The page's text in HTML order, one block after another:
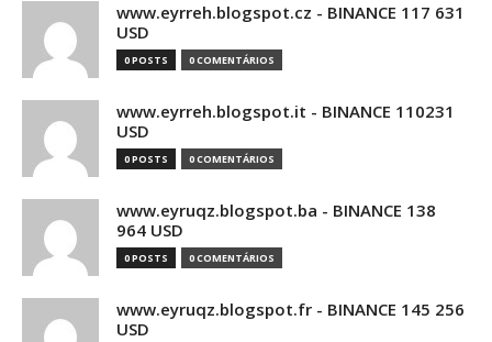
www.eyrreh.blogspot.cz - BINANCE 117 631
USD
0 POSTS 0 COMENTÁRIOS
www.eyrreh.blogspot.it - BINANCE 110231
USD
0 POSTS 0 COMENTÁRIOS
www.eyruqz.blogspot.ba - BINANCE 138
964 USD
0 POSTS 0 COMENTÁRIOS
www.eyruqz.blogspot.fr - BINANCE 145 256
USD